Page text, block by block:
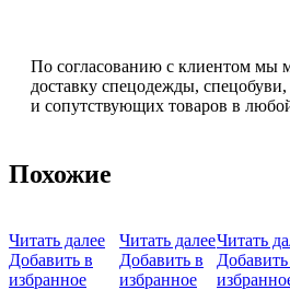
По согласованию с клиентом мы
доставку спецодежды,
и сопутствующих товаров в
Похожие
Читать далее
Добавить в
избранное
Читать далее
Добавить в
избранное
Читать
Добавить